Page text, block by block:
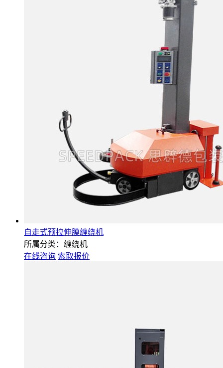
自走式预拉伸膜缠绕机
所属分类：缠绕机
在线咨询 索取报价